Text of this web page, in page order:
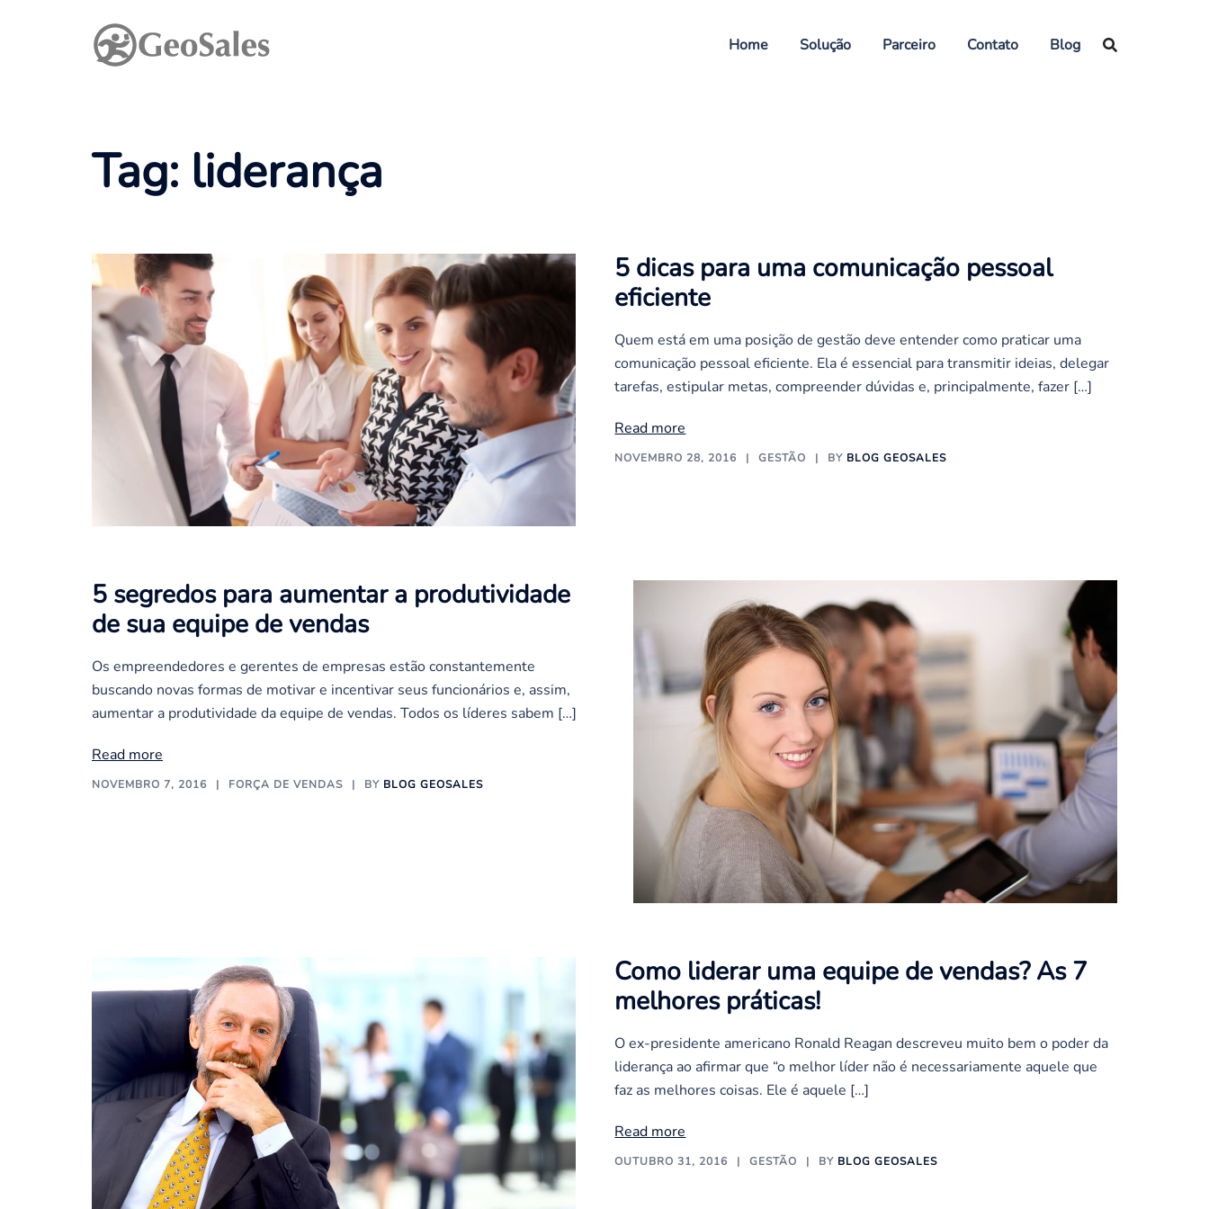
Home Solução Parceiro Contato Blog
Tag: liderança
5 dicas para uma comunicação pessoal
eficiente
Quem está em uma posição de gestão deve entender como praticar uma
comunicação pessoal eficiente. Ela é essencial para transmitir ideias, delegar
tarefas, estipular metas, compreender dúvidas e, principalmente, fazer […]
Read more
NOVEMBRO 28, 2016 GESTÃO BY BLOG GEOSALES
5 segredos para aumentar a produtividade
de sua equipe de vendas
Os empreendedores e gerentes de empresas estão constantemente
buscando novas formas de motivar e incentivar seus funcionários e, assim,
aumentar a produtividade da equipe de vendas. Todos os líderes sabem […]
Read more
NOVEMBRO 7, 2016 FORÇA DE VENDAS BY BLOG GEOSALES
Como liderar uma equipe de vendas? As 7
melhores práticas!
O ex-presidente americano Ronald Reagan descreveu muito bem o poder da
liderança ao afirmar que “o melhor líder não é necessariamente aquele que
faz as melhores coisas. Ele é aquele […]
Read more
OUTUBRO 31, 2016 GESTÃO BY BLOG GEOSALES